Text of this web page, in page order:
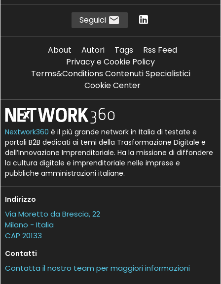
Seguici
About Autori Tags
Rss Feed
Privacy e Cookie Policy
Terms&Conditions Contenuti Specialistici
Cookie Center
Nextwork360 è il più grande network in Italia di testate e
portali B2B dedicati ai temi della Trasformazione Digitale e
dell’Innovazione Imprenditoriale. Ha la missione di diffondere
la cultura digitale e imprenditoriale nelle imprese e
pubbliche amministrazioni italiane.
Indirizzo
Via Moretto da Brescia, 22
Milano - Italia
CAP 20133
Contatti
Contatta il nostro team per maggiori informazioni